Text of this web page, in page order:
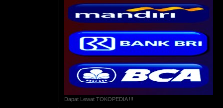
Dapat Lewat TOKOPEDIA !!!